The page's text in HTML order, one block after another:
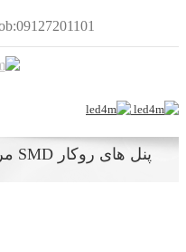
پنل های روکار SMD مربع MB006-32ESFSQ